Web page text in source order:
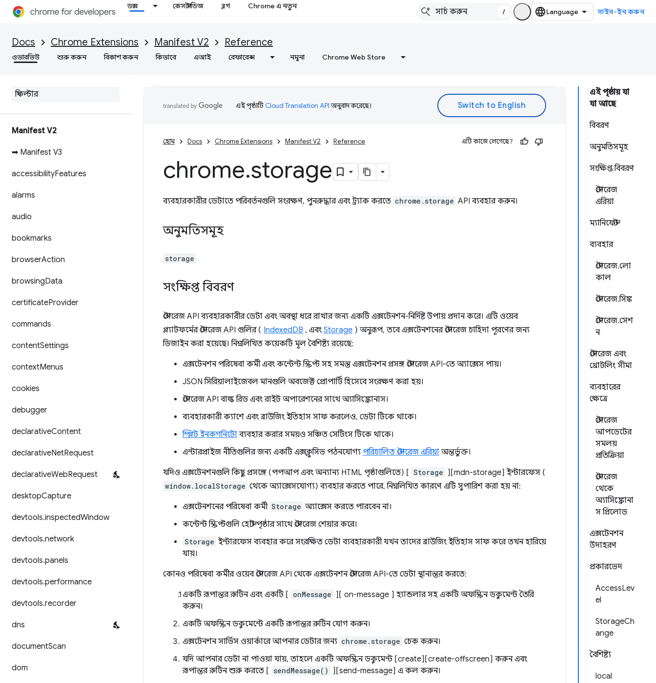
ডক্স কেস স্টাডিজ ব্লগ Chrome এ নতুন
/ সাইন-ইন করুন
Docs Chrome Extensions Manifest V2 Reference
ওভারভিউ শুরু করুন বিকাশ করুন কিভাবে এআই রেফারেন্স নমুনা Chrome Web Store
Manifest V2
➡ Manifest V3
accessibilityFeatures
alarms
audio
bookmarks
browserAction
browsingData
certificateProvider
commands
contentSettings
contextMenus
cookies
debugger
declarativeContent
declarativeNetRequest
declarativeWebRequest
desktopCapture
devtools.inspectedWindow
devtools.network
devtools.panels
devtools.performance
devtools.recorder
dns
documentScan
dom
এই পৃষ্ঠায় যা
যা আছে
বিবরণ
অনুমতিসমূহ
সংক্ষিপ্ত বিবরণ
স্টোরেজ
এরিয়া
ম্যানিফেস্ট
ব্যবহার
স্টোরেজ.লো
কাল
স্টোরেজ.সিঙ্ক
স্টোরেজ.সেশ
ন
স্টোরেজ এবং
থ্রোটলিং সীমা
ব্যবহারের
ক্ষেত্রে
স্টোরেজ
আপডেটের
সমলয়
প্রতিক্রিয়া
স্টোরেজ
থেকে
অ্যাসিঙ্ক্রোনা
স প্রিলোড
এক্সটেনশন
উদাহরণ
প্রকারভেদ
AccessLev
el
StorageCh
ange
বৈশিষ্ট্য
local
এই পৃষ্ঠাটিCloud Translation APIঅনুবাদ করেছে।
হোম Docs Chrome Extensions Manifest V2 Reference এটি কাজে লেগেছে?
chrome.storage
ব্যবহারকারীর ডেটাতে পরিবর্তনগুলি সংরক্ষণ, পুনরুদ্ধার এবং ট্র্যাক করতে chrome.storage API ব্যবহার করুন।
অনুমতিসমূহ
storage
সংক্ষিপ্ত বিবরণ
স্টোরেজ API ব্যবহারকারীর ডেটা এবং অবস্থা ধরে রাখার জন্য একটি এক্সটেনশন-নির্দিষ্ট উপায় প্রদান করে। এটি ওয়েব
প্ল্যাটফর্মের স্টোরেজ API গুলির ( IndexedDB , এবং Storage ) অনুরূপ, তবে এক্সটেনশনের স্টোরেজ চাহিদা পূরণের জন্য
ডিজাইন করা হয়েছে। নিম্নলিখিত কয়েকটি মূল বৈশিষ্ট্য রয়েছে:
এক্সটেনশন পরিষেবা কর্মী এবং কন্টেন্ট স্ক্রিপ্ট সহ সমস্ত এক্সটেনশন প্রসঙ্গ স্টোরেজ API-তে অ্যাক্সেস পায়।
JSON সিরিয়ালাইজেবল মানগুলি অবজেক্ট প্রোপার্টি হিসেবে সংরক্ষণ করা হয়।
স্টোরেজ API বাল্ক রিড এবং রাইট অপারেশনের সাথে অ্যাসিঙ্ক্রোনাস।
ব্যবহারকারী ক্যাশে এবং ব্রাউজিং ইতিহাস সাফ করলেও, ডেটা টিকে থাকে।
স্প্লিট ইনকগনিটোব্যবহার করার সময়ও সঞ্চিত সেটিংস টিকে থাকে।
এন্টারপ্রাইজ নীতিগুলির জন্য একটি এক্সক্লুসিভ পঠনযোগ্য পরিচালিত স্টোরেজ এরিয়া অন্তর্ভুক্ত।
যদিও এক্সটেনশনগুলি কিছু প্রসঙ্গে (পপআপ এবং অন্যান্য HTML পৃষ্ঠাগুলিতে) [ Storage ][mdn-storage] ইন্টারফেস (
window.localStorage থেকে অ্যাক্সেসযোগ্য) ব্যবহার করতে পারে, নিম্নলিখিত কারণে এটি সুপারিশ করা হয় না:
এক্সটেনশনের পরিষেবা কর্মী Storage অ্যাক্সেস করতে পারবেন না।
কন্টেন্ট স্ক্রিপ্টগুলি হোস্ট পৃষ্ঠার সাথে স্টোরেজ শেয়ার করে।
Storage ইন্টারফেস ব্যবহার করে সংরক্ষিত ডেটা ব্যবহারকারী যখন তাদের ব্রাউজিং ইতিহাস সাফ করে তখন হারিয়ে
যায়।
কোনও পরিষেবা কর্মীর ওয়েব স্টোরেজ API থেকে এক্সটেনশন স্টোরেজ API-তে ডেটা স্থানান্তর করতে:
একটি রূপান্তর রুটিন এবং একটি [ onMessage ][ on-message ] হ্যান্ডলার সহ একটি অফস্ক্রিন ডকুমেন্ট তৈরি
করুন।
একটি অফস্ক্রিন ডকুমেন্টে একটি রূপান্তর রুটিন যোগ করুন।
এক্সটেনশন সার্ভিস ওয়ার্কারে আপনার ডেটার জন্য chrome.storage চেক করুন।
যদি আপনার ডেটা না পাওয়া যায়, তাহলে একটি অফস্ক্রিন ডকুমেন্ট [create][create-offscreen] করুন এবং
রূপান্তর রুটিন শুরু করতে [ sendMessage()
][send-message] এ কল করুন।